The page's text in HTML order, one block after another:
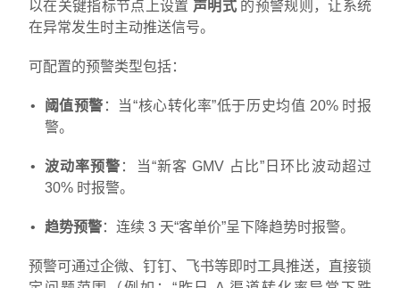
以在关键指标节点上设置 声明式 的预警规则，让系统
在异常发生时主动推送信号。
可配置的预警类型包括：
阈值预警 ：当“核心转化率”低于历史均值 20% 时报
警。
波动率预警 ：当“新客 GMV 占比”日环比波动超过
30% 时报警。
趋势预警：连续 3 天“客单价”呈下降趋势时报警。
预警可通过企微、钉钉、飞书等即时工具推送，直接锁